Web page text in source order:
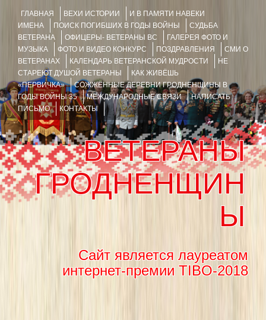
ГЛАВНАЯ ВЕХИ ИСТОРИИ
И В ПАМЯТИ НАВЕКИ
ИМЕНА
ПОИСК ПОГИБШИХ В ГОДЫ ВОЙНЫ
СУДЬБА
ВЕТЕРАНА
ОФИЦЕРЫ- ВЕТЕРАНЫ ВС
ГАЛЕРЕЯ ФОТО И
МУЗЫКА
ФОТО И ВИДЕО КОНКУРС ПОЗДРАВЛЕНИЯ
СМИ О
ВЕТЕРАНАХ
КАЛЕНДАРЬ ВЕТЕРАНСКОЙ МУДРОСТИ
НЕ
СТАРЕЮТ ДУШОЙ ВЕТЕРАНЫ
КАК ЖИВЁШЬ
«ПЕРВИЧКА»
СОЖЖЁННЫЕ ДЕРЕВНИ ГРОДНЕНЩИНЫ В
ГОДЫ ВОЙНЫ 35
МЕЖДУНАРОДНЫЕ СВЯЗИ
НАПИСАТЬ
ПИСЬМО
КОНТАКТЫ
ВЕТЕРАНЫ
ГРОДНЕНЩИН
Ы
Сайт является лауреатом
интернет-премии TIBO-2018